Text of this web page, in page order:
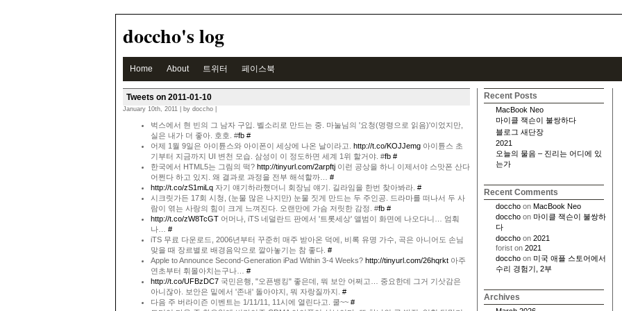
doccho's log
Home About 트위터 페이스북
Tweets on 2011-01-10
January 10th, 2011 | by doccho |
벅스에서 현 빈의 그 남자 구입. 벨소리로 만드는 중. 마눌님의 '요청(명령으로 읽음)'이었지만,
실은 내가 더 좋아. 호호. #fb #
어제 1월 9일은 아이튠스와 아이폰이 세상에 나온 날이라고. http://t.co/KOJJemg 아이튠스 초
기부터 지금까지 UI 변천 모습. 삼성이 이 정도하면 세계 1위 할거야. #fb #
한국에서 HTML5는 그림의 떡? http://tinyurl.com/2arpftj 이런 공상을 하니 이제서야 스맛폰 산다
어쩐다 하고 있지. 왜 결과로 과정을 전부 해석할까… #
http://t.co/zS1miLq 자기 얘기하라했더니 회장님 얘기. 길라임을 한번 찾아봐라. #
시크릿가든 17회 시청, (눈물 많은 나지만) 눈물 짓게 만드는 두 주인공. 드라마를 떠나서 두 사
람이 엮는 사랑의 힘이 크게 느껴진다. 오랜만에 가슴 저릿한 감정. #fb #
http://t.co/zW8TcGT 어머나, iTS 네덜란드 판에서 '트롯세상' 앨범이 화면에 나오다니… 엄훠
나… #
iTS 무료 다운로드, 2006년부터 꾸준히 매주 받아온 덕에, 비록 유명 가수, 곡은 아니어도 손님
맞을 때 장르별로 배경음악으로 깔아놓기는 참 좋다. #
Apple to Announce Second-Generation iPad Within 3-4 Weeks? http://tinyurl.com/26hqrkt 아주
연초부터 휘몰아치는구나… #
http://t.co/UFBzDC7 국민은행, "오픈뱅킹" 좋은데, 뭐 보안 어쩌고… 중요한데 그거 기삿감은
아니잖아. 보안은 밑에서 '존내' 돌아야지, 뭐 자랑질까지. #
다음 주 버라이즌 이벤트는 1/11/11, 11시에 열린다고. 쿨~~ #
Recent Posts
MacBook Neo
마이클 잭슨이 불쌍하다
블로그 새단장
2021
오늘의 물음 – 진리는 어디에 있
는가
Recent Comments
doccho on MacBook Neo
doccho on 마이클 잭슨이 불쌍하
다
doccho on 2021
forist on 2021
doccho on 미국 애플 스토어에서
수리 경험기, 2부
Archives